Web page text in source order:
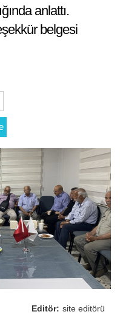
anlattı.
belgesi
Editör: site editörü